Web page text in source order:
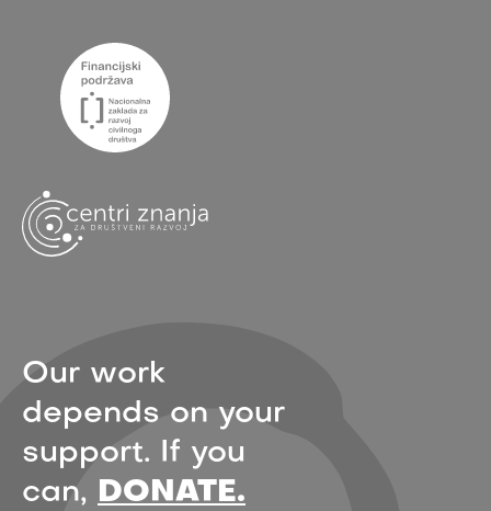
Our work
depends on your
support. If you
can,
DONATE.